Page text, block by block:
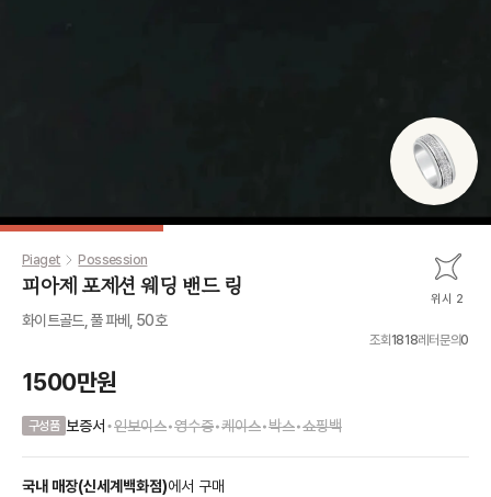
Piaget Possession
피아제 포제션 웨딩 밴드 링 위시 2
화이트골드, 풀 파베, 50호
조회 1818레터문의0
1500만원
구성품 보증서 •인보이스•영수증•케이스•박스•쇼핑백
국내 매장(신세계백화점)에서 구매